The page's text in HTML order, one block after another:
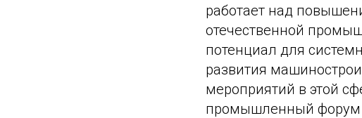
работает над
отечественной
потенциал для
развития
мероприятий в этой
промышленный форум